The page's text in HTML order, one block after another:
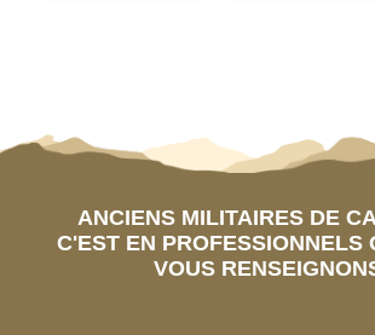
ANCIENS MILITAIRES DE
C'EST EN PROFESSIONNELS
VOUS